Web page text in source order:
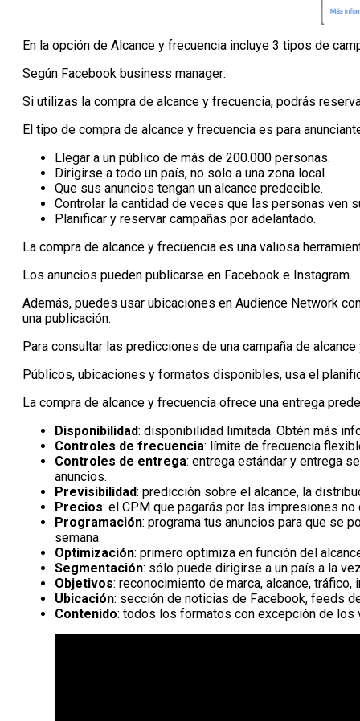
En la opción de Alcance y frecuencia incluye 3 tipos de
Según Facebook business manager:
Si utilizas la compra de alcance y frecuencia, podrás
El tipo de compra de alcance y frecuencia es para
Llegar a un público de más de 200.000 personas.
Dirigirse a todo un país, no solo a una zona local.
Que sus anuncios tengan un alcance predecible.
Controlar la cantidad de veces que las personas ven
Planificar y reservar campañas por adelantado.
La compra de alcance y frecuencia es una valiosa
Los anuncios pueden publicarse en Facebook e Instagram.
Además, puedes usar ubicaciones en Audience Network
una publicación.
Para consultar las predicciones de una campaña de
Públicos, ubicaciones y formatos disponibles, usa el
La compra de alcance y frecuencia ofrece una entrega
Disponibilidad: disponibilidad limitada. Obtén más
Controles de frecuencia: límite de frecuencia
Controles de entrega: entrega estándar y entrega
anuncios.
Previsibilidad: predicción sobre el alcance, la
Precios: el CPM que pagarás por las impresiones
Programación: programa tus anuncios para que se
semana.
Optimización: primero optimiza en función del
Segmentación: sólo puede dirigirse a un país a la
Objetivos: reconocimiento de marca, alcance,
Ubicación: sección de noticias de Facebook, feeds
Contenido: todos los formatos con excepción de los